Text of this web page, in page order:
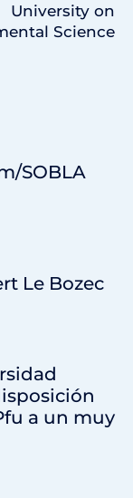
University on
Science
SOBLA
Le Bozec
a un muy